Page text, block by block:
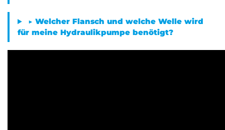
▶ Welcher Flansch und welche Welle wird
für meine Hydraulikpumpe benötigt?